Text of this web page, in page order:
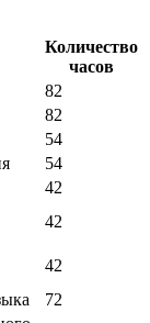
Количество
часов
82
82
54
54
42
42
42
72